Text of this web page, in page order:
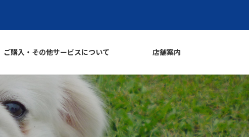
ご購入・その他サービスについて 店舗案内